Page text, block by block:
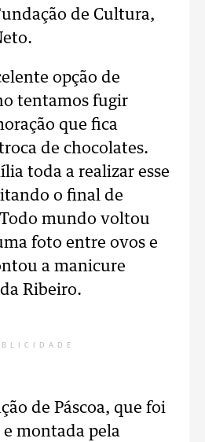
de Cultura,
opção de
tentamos fugir
que fica
de chocolates.
toda a realizar esse
o final de
mundo voltou
foto entre ovos e
a manicure
Ribeiro.
de Páscoa, que foi
montada pela